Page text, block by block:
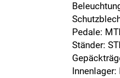
Pedale:
Ständer:
Innenlager: